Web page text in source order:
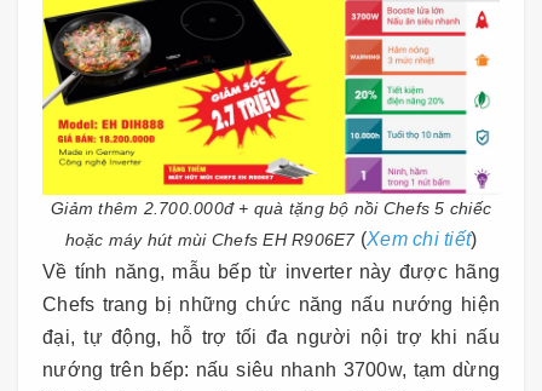
Giảm thêm 2.700.000đ + quà tặng bộ nồi Chefs 5 chiếc
hoặc máy hút mùi Chefs EH R906E7(Xem chi tiết)
Về tính năng, mẫu bếp từ inverter này được hãng
Chefs trang bị những chức năng nấu nướng hiện
đại, tự động, hỗ trợ tối đa người nội trợ khi nấu
nướng trên bếp: nấu siêu nhanh 3700w, tạm dừng